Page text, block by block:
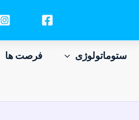
ستوماتولوژی فرصت ها